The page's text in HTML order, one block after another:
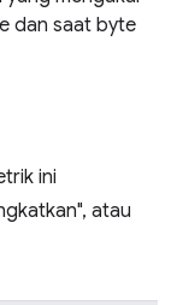
dan saat byte
ini
atau